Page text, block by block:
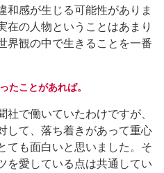
和感が生じる可能性がありま
在の人物ということはあまり
界観の中で生きることを一番
たことがあれば。
で働いていたわけですが、
して、落ち着きがあって重心
ても面白いと思いました。そ
を愛している点は共通してい